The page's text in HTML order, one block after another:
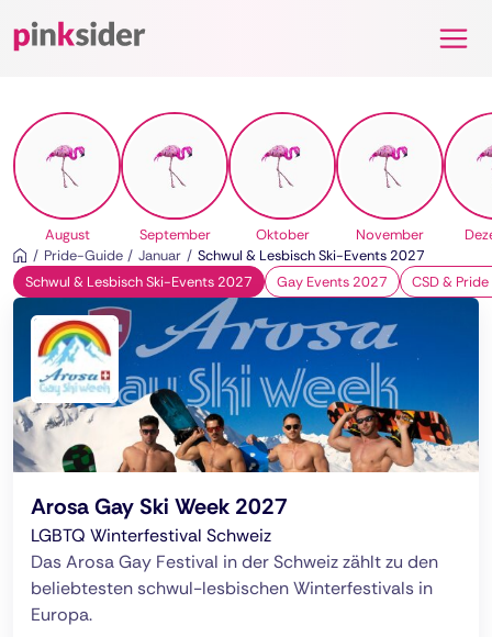
Pinksider
August September Oktober November
Pride-Guide
Januar
Schwul & Lesbisch Ski-Events 2027
Schwul & Lesbisch Ski-Events 2027
Gay Events 2027 CSD &
Arosa Gay Ski Week 2027
LGBTQ Winterfestival Schweiz
Das Arosa Gay Festival in der Schweiz zählt zu den
beliebtesten schwul-lesbischen Winterfestivals in
Europa.